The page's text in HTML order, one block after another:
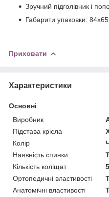
Зручний підголівник і
Габарити упаковки:
Приховати
Характеристики
Основні
Виробник
Підстава крісла
Колір
Наявність спинки
Кількість коліщат
Ортопедичні властивості
Анатомічні властивості